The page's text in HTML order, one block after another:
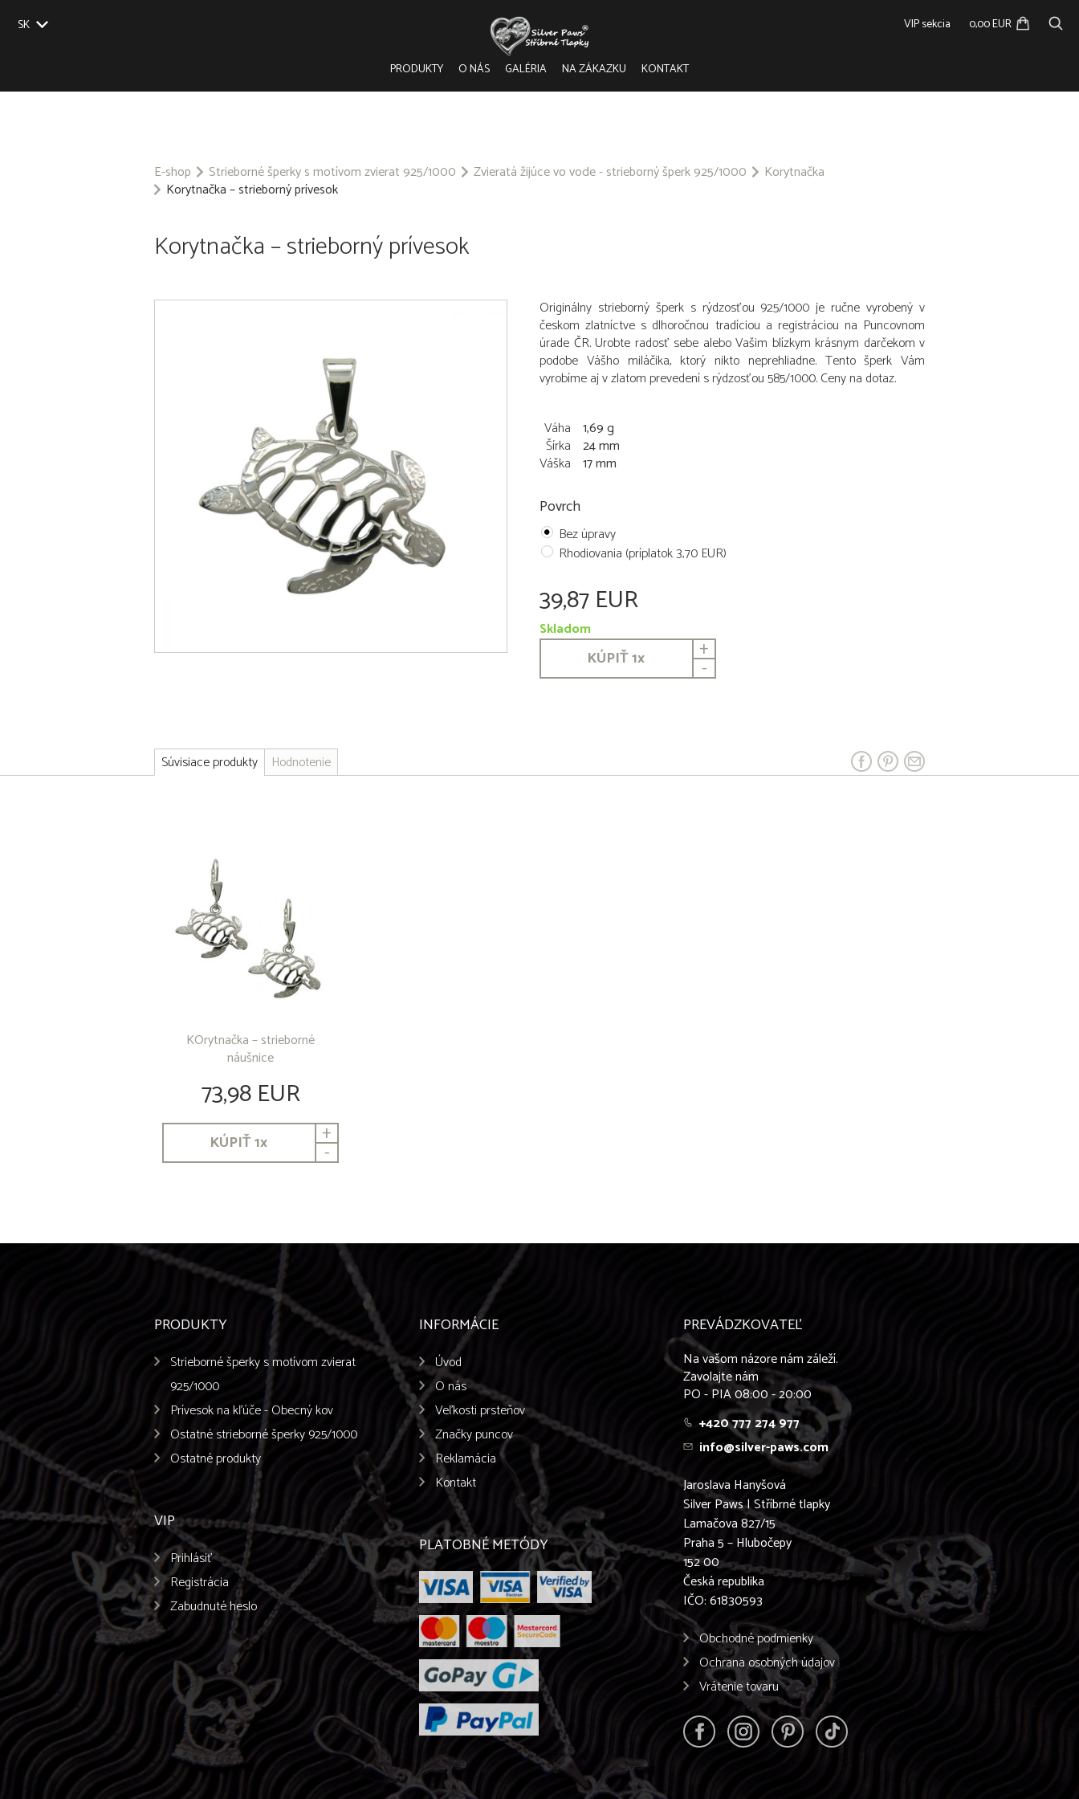
SK
CZ
VIP sekcia 0,00 EUR
PRODUKTY O NÁS GALÉRIA NA ZÁKAZKU KONTAKT
E-shop Strieborné šperky s motívom zvierat 925/1000 Zvieratá žijúce vo vode - strieborný šperk 925/1000
Korytnačka
Korytnačka – strieborný prívesok
Korytnačka – strieborný prívesok
Originálny strieborný šperk s rýdzosťou 925/1000 je ručne vyrobený v
českom zlatníctve s dlhoročnou tradíciou a registráciou na Puncovnom
úrade ČR. Urobte radosť sebe alebo Vašim blízkym krásnym darčekom v
podobe Vášho miláčika, ktorý nikto neprehliadne. Tento šperk Vám
vyrobíme aj v zlatom prevedení s rýdzosťou 585/1000. Ceny na dotaz.
Váha 1,69 g
Šírka 24 mm
Váška 17 mm
Povrch
Bez úpravy
Rhodiovania (príplatok 3,70 EUR)
39,87 EUR
Skladom
KÚPIŤ1x +
-
Súvisiace produkty Hodnotenie
KOrytnačka – strieborné
náušnice
73,98 EUR
KÚPIŤ1x +
-
PRODUKTY
Strieborné šperky s motívom zvierat
925/1000
Prívesok na kľúče - Obecný kov
Ostatné strieborné šperky 925/1000
Ostatné produkty
VIP
Prihlásiť
Registrácia
Zabudnuté heslo
INFORMÁCIE
Úvod
O nás
Veľkosti prsteňov
Značky puncov
Reklamácia
Kontakt
PLATOBNÉ METÓDY
PREVÁDZKOVATEĽ
Na vašom názore nám záleží.
Zavolajte nám
PO - PIA 08:00 - 20:00
+420 777 274 977
info@silver-paws.com
Jaroslava Hanyšová
Silver Paws | Stříbrné tlapky
Lamačova 827/15
Praha 5 – Hlubočepy
152 00
Česká republika
IČO: 61830593
Obchodné podmienky
Ochrana osobných údajov
Vrátenie tovaru